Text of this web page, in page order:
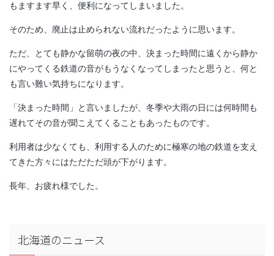
もますます早く、便利になってしまいました。
そのため、廃止は止められない流れだったように思います。
ただ、とても静かな留萌の夜の中、決まった時間に遠くから静か
にやってくる鉄道の音がもうなくなってしまったと思うと、何と
も言い難い気持ちになります。
「決まった時間」と言いましたが、冬季や大雨の日には何時間も
遅れてその音が聞こえてくることもあったものです。
利用者は少なくても、利用する人のために極寒の地の鉄道を支え
てきた方々にはただただ頭が下がります。
長年、お疲れ様でした。
北海道のニュース